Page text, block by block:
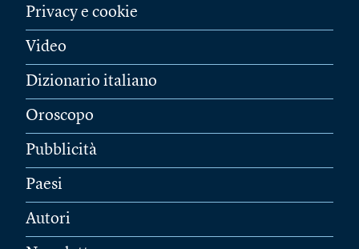
Privacy e cookie
Video
Dizionario italiano
Oroscopo
Pubblicità
Paesi
Autori